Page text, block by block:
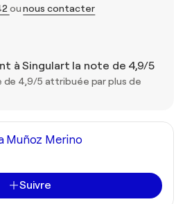
ounous contacter
à Singulart la note de 4,9/5
de 4,9/5 attribuée par plus de
Muñoz Merino
Suivre